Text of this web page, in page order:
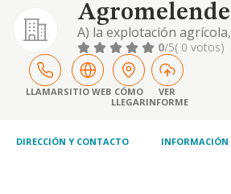
A) la explotación
forestal, así como la
industrialización de los
en las fincas cuyo
sean propias o ajenas. b)
toda clase de
product
0/5( 0 votos)
LLAMARSITIO WEB CÓMO
LLEGAR
VER
INFORME
DIRECCIÓN Y CONTACTO INFORMACIÓN